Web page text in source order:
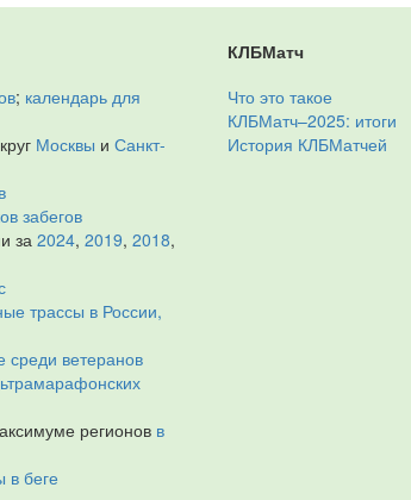
; календарь для
Москвы и Санкт-
забегов
за 2024, 2019, 2018,
трассы в России,
среди ветеранов
регионов в
в беге
КЛБМатч
Что это такое
КЛБМатч–2025: итоги
История КЛБМатчей